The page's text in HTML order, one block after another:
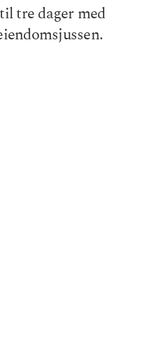
tre dager med